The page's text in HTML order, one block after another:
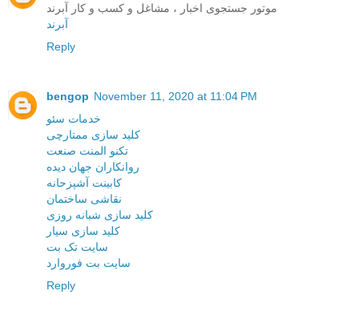
موتور جستجوی اخبار ، مشاغل و کسب و کار آبرند
آبرند
Reply
bengop November 11, 2020 at 11:04 PM
خدمات سئو
کلید سازی ممتارچی
تکنو المنت صنعت
روانکاران جهان دیده
کابینت آشپزحانه
نقاشی ساختمان
کلید سازی شبانه روزی
کلید سازی سیار
سایت تک بت
سایت بت فوروارد
Reply